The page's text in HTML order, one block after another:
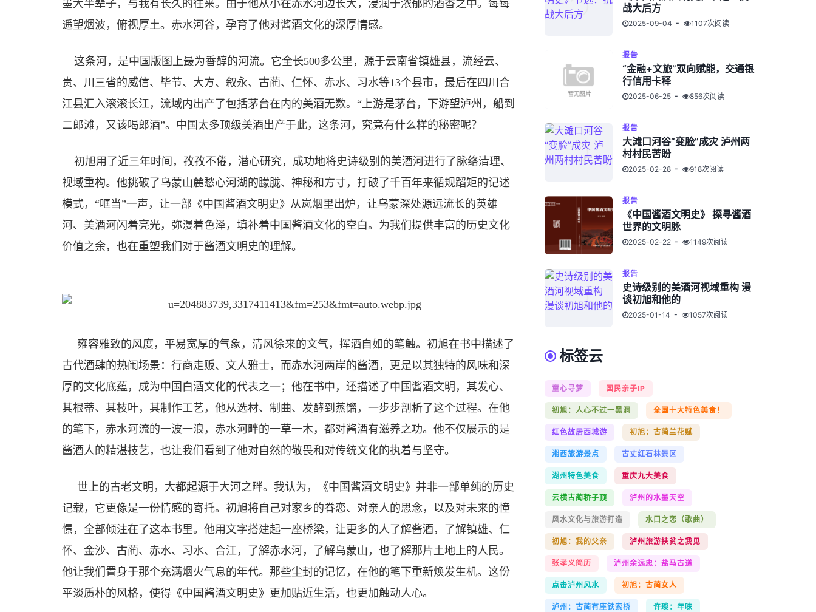
墨大半辈子，与我有长久的往来。由于他从小在赤水河边长大，浸润于浓郁的酒香之中。每每
遥望烟波，俯视厚土。赤水河谷，孕育了他对酱酒文化的深厚情感。
这条河，是中国版图上最为香醇的河流。它全长500多公里，源于云南省镇雄县，流经云、
贵、川三省的威信、毕节、大方、叙永、古蔺、仁怀、赤水、习水等13个县市，最后在四川合
江县汇入滚滚长江，流域内出产了包括茅台在内的美酒无数。“上游是茅台，下游望泸州，船到
二郎滩，又该喝郎酒”。中国太多顶级美酒出产于此，这条河，究竟有什么样的秘密呢？
初旭用了近三年时间，孜孜不倦，潜心研究，成功地将史诗级别的美酒河进行了脉络清理、
视域重构。他挑破了乌蒙山麓愁心河湖的朦胧、神秘和方寸，打破了千百年来循规蹈矩的记述
模式，“哐当”一声，让一部《中国酱酒文明史》从岚烟里出炉，让乌蒙深处源远流长的英雄
河、美酒河闪着亮光，弥漫着色泽，填补着中国酱酒文化的空白。为我们提供丰富的历史文化
价值之余，也在重塑我们对于酱酒文明史的理解。
雍容雅致的风度，平易宽厚的气象，清风徐来的文气，挥洒自如的笔触。初旭在书中描述了
古代酒肆的热闹场景：行商走贩、文人雅士，而赤水河两岸的酱酒，更是以其独特的风味和深
厚的文化底蕴，成为中国白酒文化的代表之一；他在书中，还描述了中国酱酒文明，其发心、
其根蒂、其枝叶，其制作工艺，他从选材、制曲、发酵到蒸馏，一步步剖析了这个过程。在他
的笔下，赤水河流的一波一浪，赤水河畔的一草一木，都对酱酒有滋养之功。他不仅展示的是
酱酒人的精湛技艺，也让我们看到了他对自然的敬畏和对传统文化的执着与坚守。
世上的古老文明，大都起源于大河之畔。我认为，《中国酱酒文明史》并非一部单纯的历史
记载，它更像是一份情感的寄托。初旭将自己对家乡的眷恋、对亲人的思念，以及对未来的憧
憬，全部倾注在了这本书里。他用文字搭建起一座桥梁，让更多的人了解酱酒，了解镇雄、仁
怀、金沙、古蔺、赤水、习水、合江，了解赤水河，了解乌蒙山，也了解那片土地上的人民。
他让我们置身于那个充满烟火气息的年代。那些尘封的记忆，在他的笔下重新焕发生机。这份
平淡质朴的风格，使得《中国酱酒文明史》更加贴近生活，也更加触动人心。
战大后方
2025-09-04 1107次阅读
报告
“金融+文旅”双向赋能，交通银
行信用卡释
2025-06-25 856次阅读
报告
大滩口河谷“变脸”成灾 泸州两
村村民苦盼
2025-02-28 918次阅读
报告
《中国酱酒文明史》 探寻酱酒
世界的文明脉
2025-02-22 1149次阅读
报告
史诗级别的美酒河视域重构 漫
谈初旭和他的
2025-01-14 1057次阅读
标签云
童心寻梦 国民亲子IP
初旭：人心不过一黑洞 全国十大特色美食！
红色故居西城游 初旭：古蔺兰花赋
湘西旅游景点 古丈红石林景区
湖州特色美食 重庆九大美食
云横古蔺轿子顶 泸州的水墨天空
风水文化与旅游打造 水口之恋（歌曲）
初旭：我的父亲 泸州旅游扶贫之我见
张孝义简历 泸州余远忠：盐马古道
点击泸州风水 初旭：古蔺女人
泸州：古蔺有座铁索桥 许琰：年味